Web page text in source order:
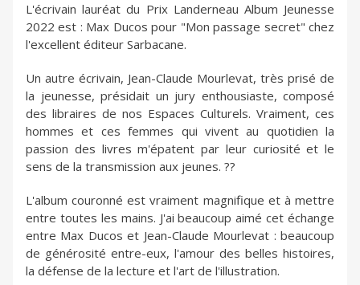
L'écrivain lauréat du Prix Landerneau Album Jeunesse
2022 est : Max Ducos pour "Mon passage secret" chez
l'excellent éditeur Sarbacane.
Un autre écrivain, Jean-Claude Mourlevat, très prisé de
la jeunesse, présidait un jury enthousiaste, composé
des libraires de nos Espaces Culturels. Vraiment, ces
hommes et ces femmes qui vivent au quotidien la
passion des livres m'épatent par leur curiosité et le
sens de la transmission aux jeunes. ??
L'album couronné est vraiment magnifique et à mettre
entre toutes les mains. J'ai beaucoup aimé cet échange
entre Max Ducos et Jean-Claude Mourlevat : beaucoup
de générosité entre-eux, l'amour des belles histoires,
la défense de la lecture et l'art de l'illustration.